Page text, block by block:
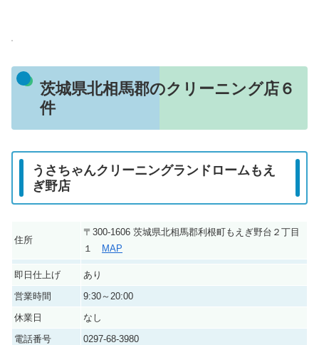
茨城県北相馬郡のクリーニング店６
件
うさちゃんクリーニングランドロームもえ
ぎ野店
住所
〒300-1606 茨城県北相馬郡利根町もえぎ野台２丁目
１
MAP
即日仕上げ
あり
営業時間
9:30～20:00
休業日
なし
電話番号
0297-68-3980